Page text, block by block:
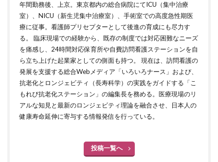
年間勤務後、上京。東京都内の総合病院にてICU（集中治療
室）、NICU（新生児集中治療室）、手術室での高度急性期医
療に従事。看護師プリセプターとして後進の育成にも尽力す
る。 臨床現場での経験から、既存の制度では対応困難なニーズ
を痛感し、24時間対応保育所や自費訪問看護ステーションを自
ら立ち上げた起業家としての側面も持つ。 現在は、訪問看護の
発展を支援する総合Webメディア「いろいろナース」および、
抗老化とロンジェビティ（長寿科学）の実践をガイドする「こ
もれび抗老化ステーション」の編集長を務める。医療現場のリ
アルな知見と最新のロンジェビティ理論を融合させ、日本人の
健康寿命延伸に寄与する情報発信を行っている。
投稿一覧へ